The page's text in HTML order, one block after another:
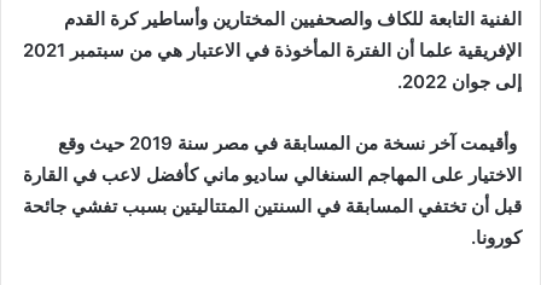
الفنية التابعة للكاف والصحفيين المختارين وأساطير كرة القدم
الإفريقية علما أن الفترة المأخوذة في الاعتبار هي من سبتمبر 2021
إلى جوان 2022.
وأقيمت آخر نسخة من المسابقة في مصر سنة 2019 حيث وقع
الاختيار على المهاجم السنغالي ساديو ماني كأفضل لاعب في القارة
قبل أن تختفي المسابقة في السنتين المتتاليتين بسبب تفشي جائحة
كورونا.